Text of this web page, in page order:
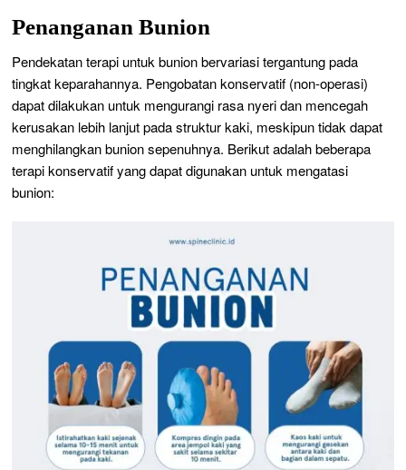
Penanganan Bunion
Pendekatan terapi untuk bunion bervariasi tergantung pada
tingkat keparahannya. Pengobatan konservatif (non-operasi)
dapat dilakukan untuk mengurangi rasa nyeri dan mencegah
kerusakan lebih lanjut pada struktur kaki, meskipun tidak dapat
menghilangkan bunion sepenuhnya. Berikut adalah beberapa
terapi konservatif yang dapat digunakan untuk mengatasi
bunion: